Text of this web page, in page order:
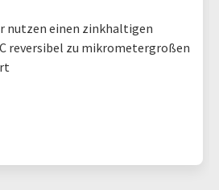
nutzen einen zinkhaltigen
reversibel zu mikrometergroßen